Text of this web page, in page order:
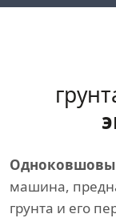
машина,
грунта и его